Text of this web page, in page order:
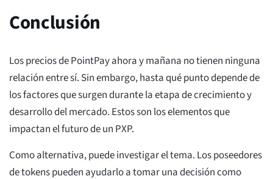
Conclusión
Los precios de PointPay ahora y mañana no tienen ninguna
relación entre sí. Sin embargo, hasta qué punto depende de
los factores que surgen durante la etapa de crecimiento y
desarrollo del mercado. Estos son los elementos que
impactan el futuro de un PXP.
Como alternativa, puede investigar el tema. Los poseedores
de tokens pueden ayudarlo a tomar una decisión como